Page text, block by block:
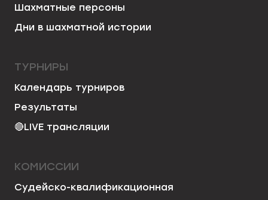
Шахматные персоны
Дни в шахматной истории
ТУРНИРЫ
Календарь турниров
Результаты
🔴LIVE трансляции
КОМИССИИ
Судейско-квалификационная